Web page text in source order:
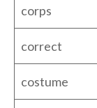
corps
correct
costume